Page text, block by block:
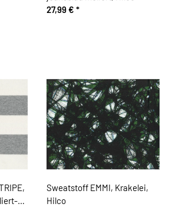
27,99 € *
Sweatstoff EMMI, Krakelei,
Hilco